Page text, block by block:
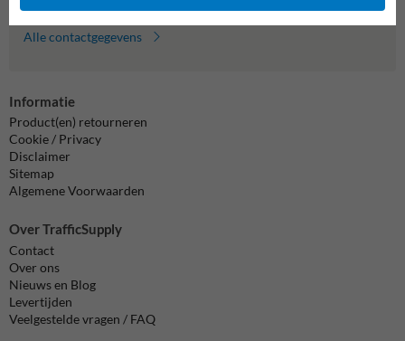
Alle contactgegevens
Informatie
Product(en) retourneren
Cookie / Privacy
Disclaimer
Sitemap
Algemene Voorwaarden
Over TrafficSupply
Contact
Over ons
Nieuws en Blog
Levertijden
Veelgestelde vragen / FAQ